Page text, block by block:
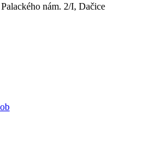
Palackého nám. 2/I, Dačice